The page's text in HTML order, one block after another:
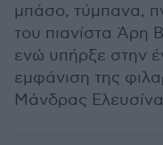
μπάσο, τύμπανα,
του πιανίστα Άρη
ενώ υπήρξε στην
εμφάνιση της
Μάνδρας